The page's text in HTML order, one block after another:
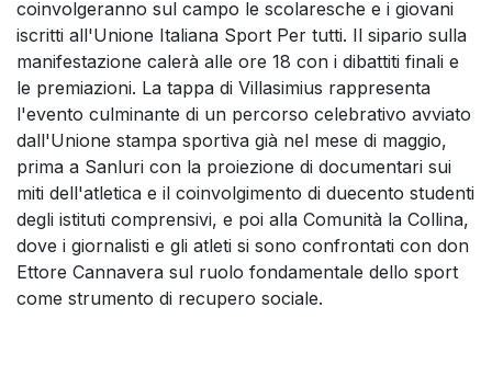
coinvolgeranno sul campo le scolaresche e i giovani
iscritti all'Unione Italiana Sport Per tutti. Il sipario sulla
manifestazione calerà alle ore 18 con i dibattiti finali e
le premiazioni. La tappa di Villasimius rappresenta
l'evento culminante di un percorso celebrativo avviato
dall'Unione stampa sportiva già nel mese di maggio,
prima a Sanluri con la proiezione di documentari sui
miti dell'atletica e il coinvolgimento di duecento studenti
degli istituti comprensivi, e poi alla Comunità la Collina,
dove i giornalisti e gli atleti si sono confrontati con don
Ettore Cannavera sul ruolo fondamentale dello sport
come strumento di recupero sociale.